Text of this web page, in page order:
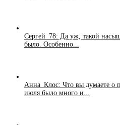
Сергей_78: Да уж, такой
было. Особенно...
Анна_Клос: Что вы думаете о
июля было много и...